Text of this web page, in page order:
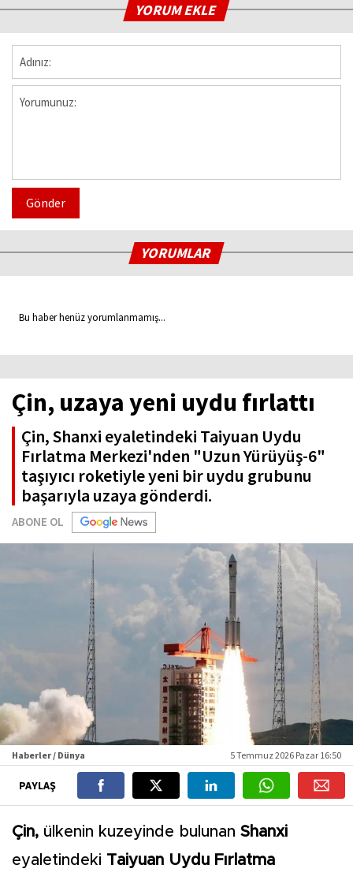
YORUM EKLE
Gönder
YORUMLAR
Bu haber henüz yorumlanmamış...
Çin, uzaya yeni uydu fırlattı
Çin, Shanxi eyaletindeki Taiyuan Uydu
Fırlatma Merkezi'nden "Uzun Yürüyüş-6"
taşıyıcı roketiyle yeni bir uydu grubunu
başarıyla uzaya gönderdi.
ABONE OL
Haberler / Dünya 5 Temmuz 2026 Pazar 16:50
PAYLAŞ
Çin, ülkenin kuzeyinde bulunan Shanxi
eyaletindeki Taiyuan Uydu Fırlatma